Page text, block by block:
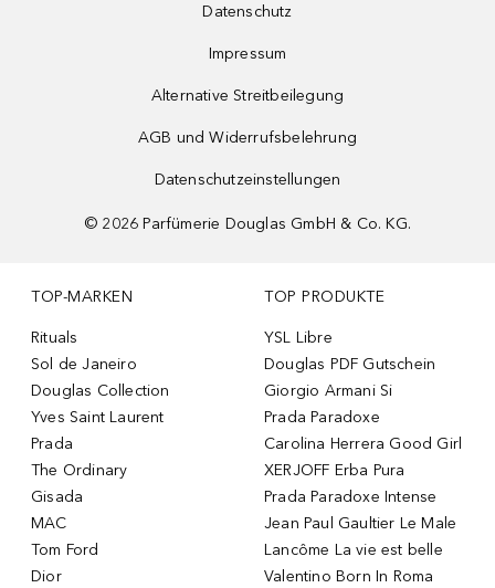
Datenschutz
Impressum
Alternative Streitbeilegung
AGB und Widerrufsbelehrung
Datenschutzeinstellungen
© 2026 Parfümerie Douglas GmbH & Co. KG.
TOP-MARKEN
Rituals
Sol de Janeiro
Douglas Collection
Yves Saint Laurent
Prada
The Ordinary
Gisada
MAC
Tom Ford
Dior
TOP PRODUKTE
YSL Libre
Douglas PDF Gutschein
Giorgio Armani Si
Prada Paradoxe
Carolina Herrera Good Girl
XERJOFF Erba Pura
Prada Paradoxe Intense
Jean Paul Gaultier Le Male
Lancôme La vie est belle
Valentino Born In Roma